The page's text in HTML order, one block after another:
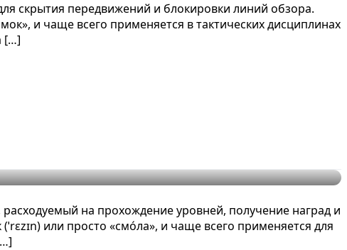
скрытия передвижений и блокировки линий обзора.
и чаще всего применяется в тактических дисциплинах
[…]
и виды
на прохождение уровней, получение наград и
или просто «смо́ла», и чаще всего применяется для